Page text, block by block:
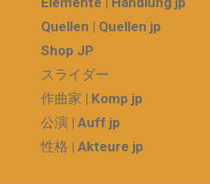
Quellen | Quellen jp
Shop JP
スライダー
作曲家 | Komp jp
公演 | Auff jp
性格 | Akteure jp